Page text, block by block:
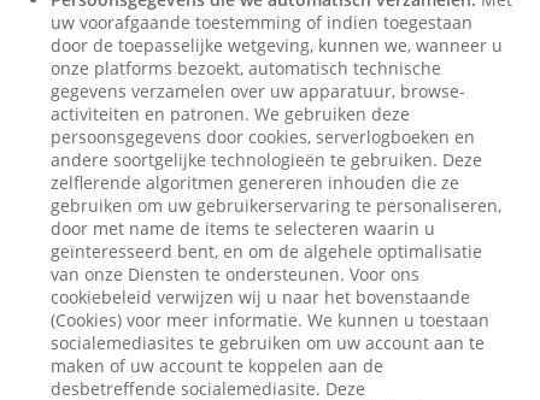
uw voorafgaande toestemming of indien toegestaan
door de toepasselijke wetgeving, kunnen we, wanneer u
onze platforms bezoekt, automatisch technische
gegevens verzamelen over uw apparatuur, browse-
activiteiten en patronen. We gebruiken deze
persoonsgegevens door cookies, serverlogboeken en
andere soortgelijke technologieën te gebruiken. Deze
zelflerende algoritmen genereren inhouden die ze
gebruiken om uw gebruikerservaring te personaliseren,
door met name de items te selecteren waarin u
geïnteresseerd bent, en om de algehele optimalisatie
van onze Diensten te ondersteunen. Voor ons
cookiebeleid verwijzen wij u naar het bovenstaande
(Cookies) voor meer informatie. We kunnen u toestaan
socialemediasites te gebruiken om uw account aan te
maken of uw account te koppelen aan de
desbetreffende socialemediasite. Deze